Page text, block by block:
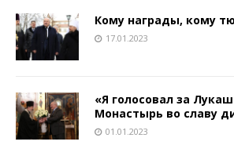
Кому награды, кому
17.01.2023
«Я голосовал за
Монастырь во славу
01.01.2023